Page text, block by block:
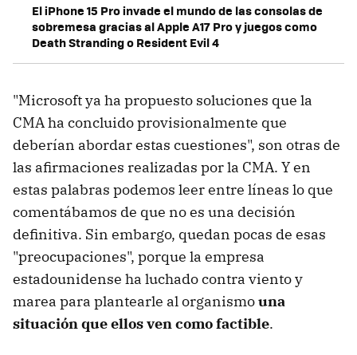
El iPhone 15 Pro invade el mundo de las consolas de
sobremesa gracias al Apple A17 Pro y juegos como
Death Stranding o Resident Evil 4
"Microsoft ya ha propuesto soluciones que la
CMA ha concluido provisionalmente que
deberían abordar estas cuestiones", son otras de
las afirmaciones realizadas por la CMA. Y en
estas palabras podemos leer entre líneas lo que
comentábamos de que no es una decisión
definitiva. Sin embargo, quedan pocas de esas
"preocupaciones", porque la empresa
estadounidense ha luchado contra viento y
marea para plantearle al organismouna
situación que ellos ven como factible.